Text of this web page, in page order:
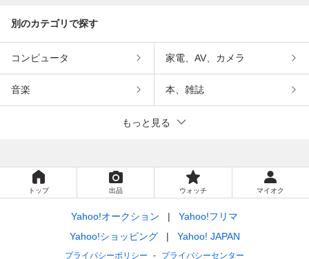
別のカテゴリで探す
コンピュータ 家電、AV、カメラ
音楽 本、雑誌
もっと見る
トップ 出品 ウォッチ マイオク
Yahoo!オークション
Yahoo!フリマ
Yahoo!ショッピング
Yahoo! JAPAN
プライバシーポリシー プライバシーセンター